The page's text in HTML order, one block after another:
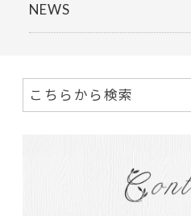
NEWS